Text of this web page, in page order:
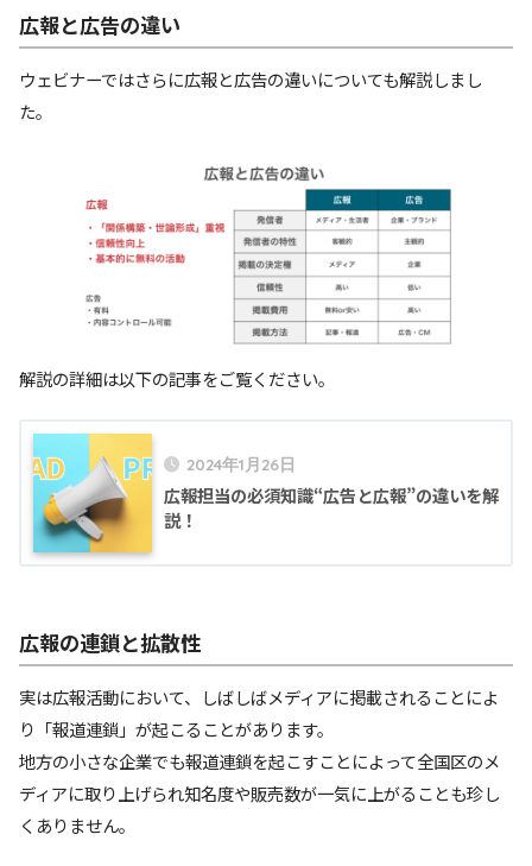
広報と広告の違い
ウェビナーではさらに広報と広告の違いについても解説しまし
た。
解説の詳細は以下の記事をご覧ください。
2024年1月26日
広報担当の必須知識“広告と広報”の違いを解
説！
広報の連鎖と拡散性
実は広報活動において、しばしばメディアに掲載されることによ
り「報道連鎖」が起こることがあります。
地方の小さな企業でも報道連鎖を起こすことによって全国区のメ
ディアに取り上げられ知名度や販売数が一気に上がることも珍し
くありません。